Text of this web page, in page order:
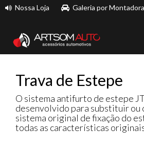
Nossa Loja Galeria por Montadora
Trava de Estepe
O sistema antifurto de estepe
desenvolvido para substituir ou
sistema original de fixação do
todas as características